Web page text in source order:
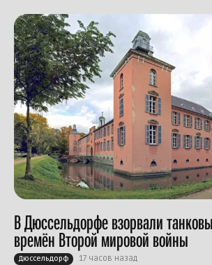
В Дюссельдорфе взорвали
времён Второй мировой войны
Дюссельдорф 17 часов назад